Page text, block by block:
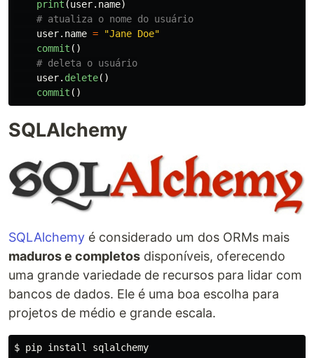
print (user. name)
user. name = "Jane Doe"
commit ()
user. delete()
commit ()
SQLAlchemy
SQLAlchemy é considerado um dos ORMs mais
maduros e completos disponíveis, oferecendo
uma grande variedade de recursos para lidar com
bancos de dados. Ele é uma boa escolha para
projetos de médio e grande escala.
$ pip install